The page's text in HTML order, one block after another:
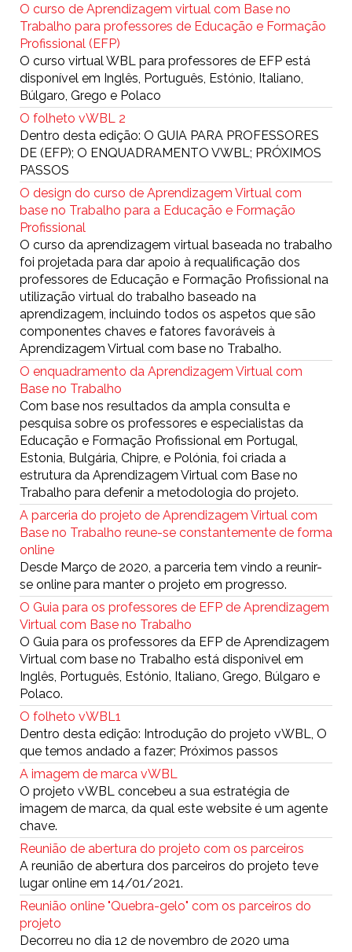
O curso de Aprendizagem virtual com Base no
Trabalho para professores de Educação e Formação
Profissional (EFP)
O curso virtual WBL para professores de EFP está
disponível em Inglês, Português, Estónio, Italiano,
Búlgaro, Grego e Polaco
O folheto vWBL 2
Dentro desta edição: O GUIA PARA PROFESSORES
DE (EFP); O ENQUADRAMENTO VWBL; PRÓXIMOS
PASSOS
O design do curso de Aprendizagem Virtual com
base no Trabalho para a Educação e Formação
Profissional
O curso da aprendizagem virtual baseada no trabalho
foi projetada para dar apoio à requalificação dos
professores de Educação e Formação Profissional na
utilização virtual do trabalho baseado na
aprendizagem, incluindo todos os aspetos que são
componentes chaves e fatores favoráveis à
Aprendizagem Virtual com base no Trabalho.
O enquadramento da Aprendizagem Virtual com
Base no Trabalho
Com base nos resultados da ampla consulta e
pesquisa sobre os professores e especialistas da
Educação e Formação Profissional em Portugal,
Estonia, Bulgária, Chipre, e Polónia, foi criada a
estrutura da Aprendizagem Virtual com Base no
Trabalho para defenir a metodologia do projeto.
A parceria do projeto de Aprendizagem Virtual com
Base no Trabalho reune-se constantemente de forma
online
Desde Março de 2020, a parceria tem vindo a reunir-
se online para manter o projeto em progresso.
O Guia para os professores de EFP de Aprendizagem
Virtual com Base no Trabalho
O Guia para os professores da EFP de Aprendizagem
Virtual com base no Trabalho está disponivel em
Inglês, Português, Estónio, Italiano, Grego, Búlgaro e
Polaco.
O folheto vWBL1
Dentro desta edição: Introdução do projeto vWBL, O
que temos andado a fazer; Próximos passos
A imagem de marca vWBL
O projeto vWBL concebeu a sua estratégia de
imagem de marca, da qual este website é um agente
chave.
Reunião de abertura do projeto com os parceiros
A reunião de abertura dos parceiros do projeto teve
lugar online em 14/01/2021.
Reunião online "Quebra-gelo" com os parceiros do
projeto
Decorreu no dia 12 de novembro de 2020 uma